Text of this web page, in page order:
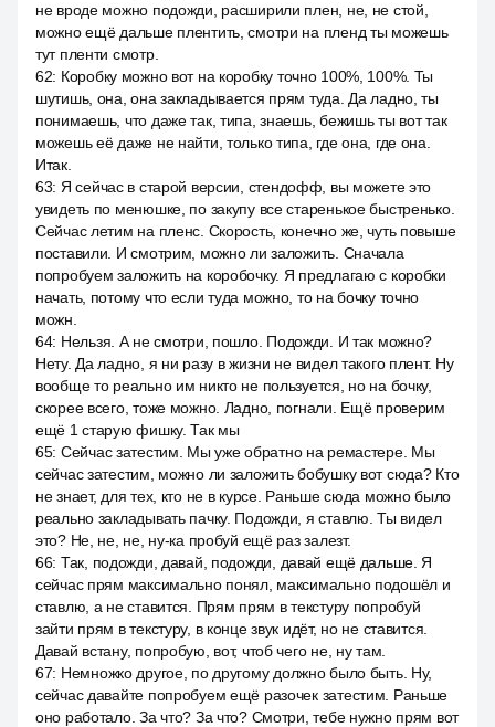
не вроде можно подожди, расширили плен, не, не стой,
можно ещё дальше плентить, смотри на пленд ты можешь
тут пленти смотр.
62: Коробку можно вот на коробку точно 100%, 100%. Ты
шутишь, она, она закладывается прям туда. Да ладно, ты
понимаешь, что даже так, типа, знаешь, бежишь ты вот так
можешь её даже не найти, только типа, где она, где она.
Итак.
63: Я сейчас в старой версии, стендофф, вы можете это
увидеть по менюшке, по закупу все старенькое быстренько.
Сейчас летим на пленс. Скорость, конечно же, чуть повыше
поставили. И смотрим, можно ли заложить. Сначала
попробуем заложить на коробочку. Я предлагаю с коробки
начать, потому что если туда можно, то на бочку точно
можн.
64: Нельзя. А не смотри, пошло. Подожди. И так можно?
Нету. Да ладно, я ни разу в жизни не видел такого плент. Ну
вообще то реально им никто не пользуется, но на бочку,
скорее всего, тоже можно. Ладно, погнали. Ещё проверим
ещё 1 старую фишку. Так мы
65: Сейчас затестим. Мы уже обратно на ремастере. Мы
сейчас затестим, можно ли заложить бобушку вот сюда? Кто
не знает, для тех, кто не в курсе. Раньше сюда можно было
реально закладывать пачку. Подожди, я ставлю. Ты видел
это? Не, не, не, ну-ка пробуй ещё раз залезт.
66: Так, подожди, давай, подожди, давай ещё дальше. Я
сейчас прям максимально понял, максимально подошёл и
ставлю, а не ставится. Прям прям в текстуру попробуй
зайти прям в текстуру, в конце звук идёт, но не ставится.
Давай встану, попробую, вот, чтоб чего не, ну там.
67: Немножко другое, по другому должно было быть. Ну,
сейчас давайте попробуем ещё разочек затестим. Раньше
оно работало. За что? За что? Смотри, тебе нужно прям вот